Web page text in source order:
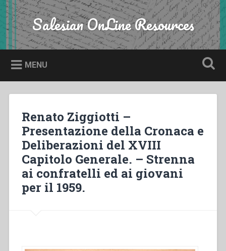
Skip
to
content
Search Salesian OnLine Resources
MENU
Renato Ziggiotti –
Presentazione della Cronaca e
Deliberazioni del XVIII
Capitolo Generale. – Strenna
ai confratelli ed ai giovani
per il 1959.